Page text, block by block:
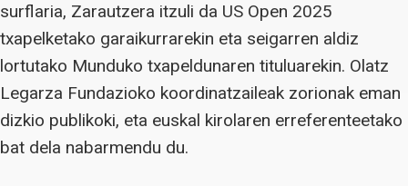
surflaria, Zarautzera itzuli da US Open 2025
txapelketako garaikurrarekin eta seigarren aldiz
lortutako Munduko txapeldunaren tituluarekin. Olatz
Legarza Fundazioko koordinatzaileak zorionak eman
dizkio publikoki, eta euskal kirolaren erreferenteetako
bat dela nabarmendu du.